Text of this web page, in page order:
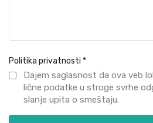
Politika privatnosti *
Dajem saglasnost da ova veb
lične podatke u stroge svrhe
slanje upita o smeštaju.